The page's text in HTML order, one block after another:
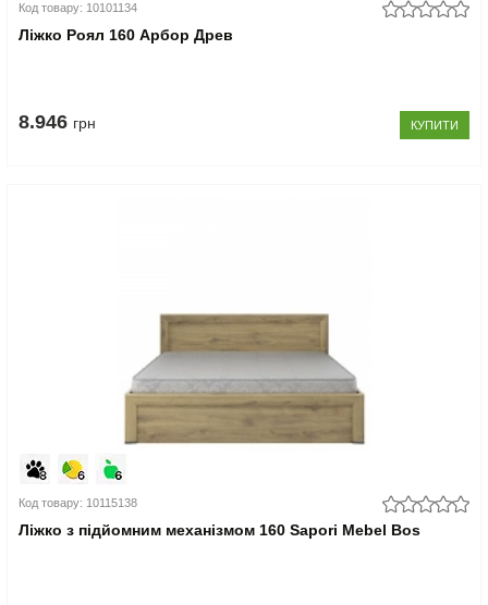
Код товару: 10101134
Ліжко Роял 160 Арбор Древ
8.946 грн КУПИТИ
Код товару: 10115138
Ліжко з підйомним механізмом 160 Sapori Mebel Bos